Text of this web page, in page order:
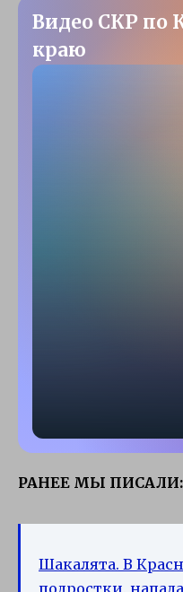
Видео СКР по
краю
РАНЕЕ МЫ ПИСАЛИ:
Шакалята. В
подростки,